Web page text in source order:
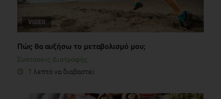
VIDEO
Πώς θα αυξήσω το μεταβολισμό μου;
Συστάσεις Διατροφής
1 λεπτό να διαβαστεί